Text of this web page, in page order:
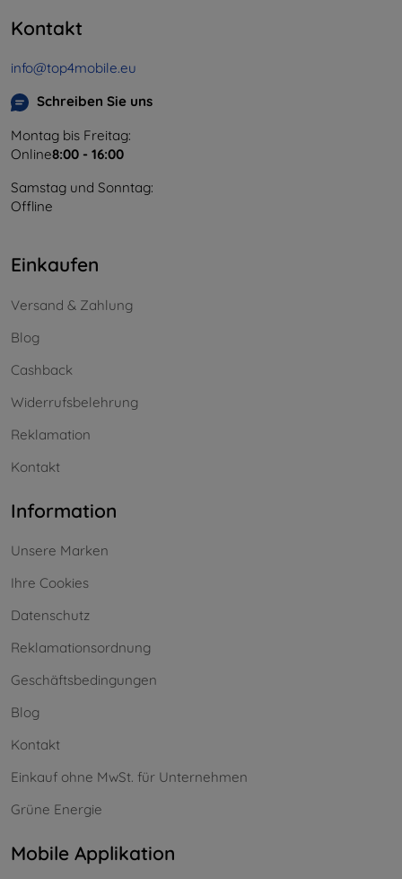
Kontakt
info@top4mobile.eu
Schreiben Sie uns
Montag bis Freitag:
Online8:00 - 16:00
Samstag und Sonntag:
Offline
Einkaufen
Versand & Zahlung
Blog
Cashback
Widerrufsbelehrung
Reklamation
Kontakt
Information
Unsere Marken
Ihre Cookies
Datenschutz
Reklamationsordnung
Geschäftsbedingungen
Blog
Kontakt
Einkauf ohne MwSt. für Unternehmen
Grüne Energie
Mobile Applikation